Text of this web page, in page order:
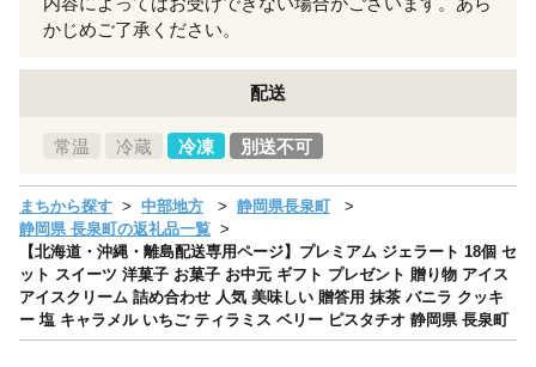
かじめご了承ください。
配送
常温 冷蔵 冷凍 別送不可
まちから探す 中部地方
静岡県長泉町
静岡県 長泉町の返礼品一覧
【北海道・沖縄・離島配送専用ページ】プレミアム ジェラート 18個 セ
ット スイーツ 洋菓子 お菓子 お中元 ギフト プレゼント 贈り物 アイス
アイスクリーム 詰め合わせ 人気 美味しい 贈答用 抹茶 バニラ クッキ
ー 塩 キャラメル いちご ティラミス ベリー ピスタチオ 静岡県 長泉町